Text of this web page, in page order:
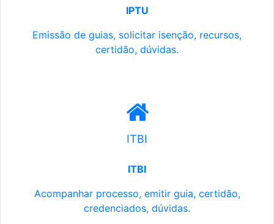
IPTU
Emissão de guias, solicitar isenção, recursos,
certidão, dúvidas.
ITBI
ITBI
Acompanhar processo, emitir guia, certidão,
credenciados, dúvidas.